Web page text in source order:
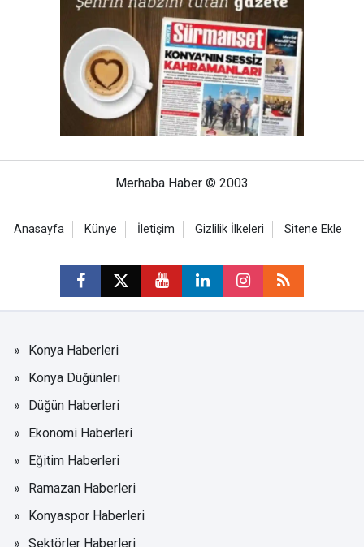
Merhaba Haber © 2003
Anasayfa Künye İletişim Gizlilik İlkeleri Sitene Ekle
Konya Haberleri
Konya Düğünleri
Düğün Haberleri
Ekonomi Haberleri
Eğitim Haberleri
Ramazan Haberleri
Konyaspor Haberleri
Sektörler Haberleri